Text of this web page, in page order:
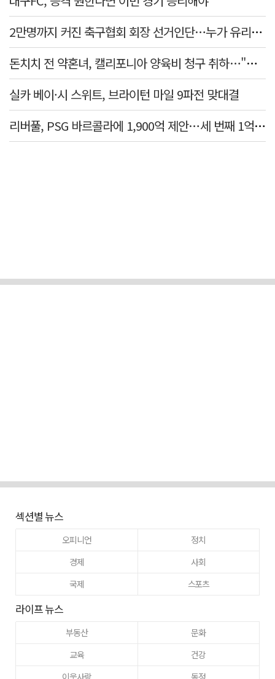
2만명까지 커진 축구협회 회장 선거인단…누가 유리할까
돈치치 전 약혼녀, 캘리포니아 양육비 청구 취하…"합의로 해결"
실카 베이·시 스위트, 브라이턴 마일 9파전 맞대결
리버풀, PSG 바르콜라에 1,900억 제안…세 번째 1억 파운드 영입 추진
섹션별 뉴스
오피니언
정치
경제
사회
국제
스포츠
라이프 뉴스
부동산
문화
교육
건강